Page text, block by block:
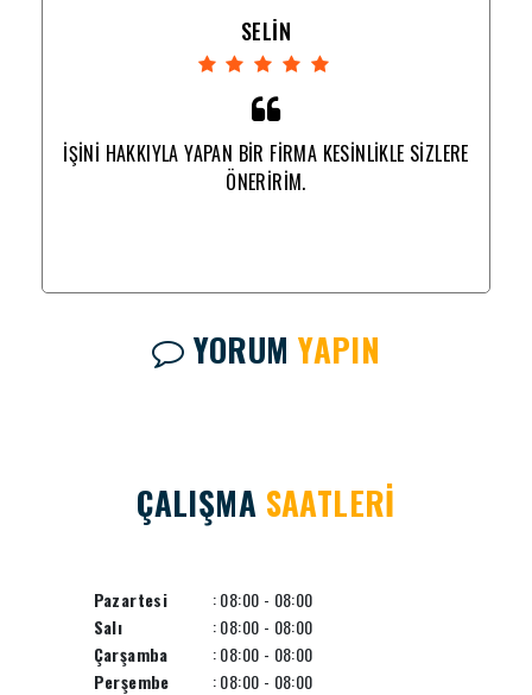
SELİN
İŞİNİ HAKKIYLA YAPAN BİR FİRMA KESİNLİKLE SİZLERE
ÖNERİRİM.
YORUMYAPIN
ÇALIŞMA SAATLERİ
Pazartesi
: 08:00 - 08:00
Salı
: 08:00 - 08:00
Çarşamba
: 08:00 - 08:00
Perşembe
: 08:00 - 08:00